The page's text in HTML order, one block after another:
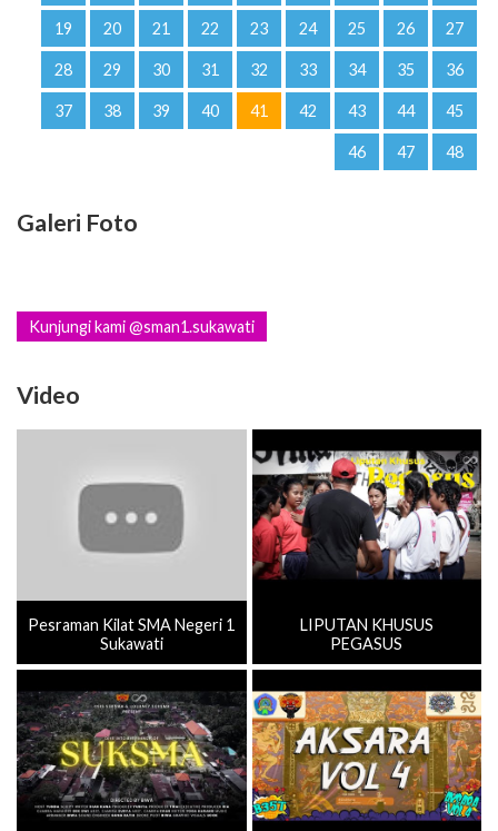
19 20 21 22 23 24 25 26 27
28 29 30 31 32 33 34 35 36
37 38 39 40 41 42 43 44 45
46 47 48
Galeri Foto
Kunjungi kami @sman1.sukawati
Video
Pesraman Kilat SMA Negeri 1
Sukawati
LIPUTAN KHUSUS
PEGASUS